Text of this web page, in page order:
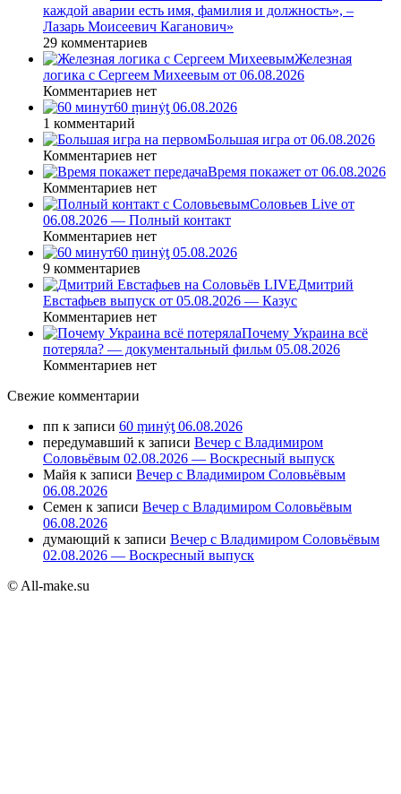
каждой аварии есть имя, фамилия и должность», –
Лазарь Моисеевич Каганович»
29 комментариев
Железная
логика с Сергеем Михеевым от 06.08.2026
Комментариев нет
60 ṃинẏƫ 06.08.2026
1 комментарий
Большая игра от 06.08.2026
Комментариев нет
Время покажет от 06.08.2026
Комментариев нет
Соловьев Live от
06.08.2026 — Полный контакт
Комментариев нет
60 ṃинẏƫ 05.08.2026
9 комментариев
Дмитрий
Евстафьев выпуск от 05.08.2026 — Казус
Комментариев нет
Почему Украина всё
потеряла? — документальный фильм 05.08.2026
Комментариев нет
Свежие комментарии
пп к записи 60 ṃинẏƫ 06.08.2026
передумавший к записи Вечер с Владимиром
Соловьёвым 02.08.2026 — Воскресный выпуск
Майя к записи Вечер с Владимиром Соловьёвым
06.08.2026
Семен к записи Вечер с Владимиром Соловьёвым
06.08.2026
думающий к записи Вечер с Владимиром Соловьёвым
02.08.2026 — Воскресный выпуск
© All-make.su